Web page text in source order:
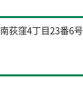
荻窪4丁目23番6号